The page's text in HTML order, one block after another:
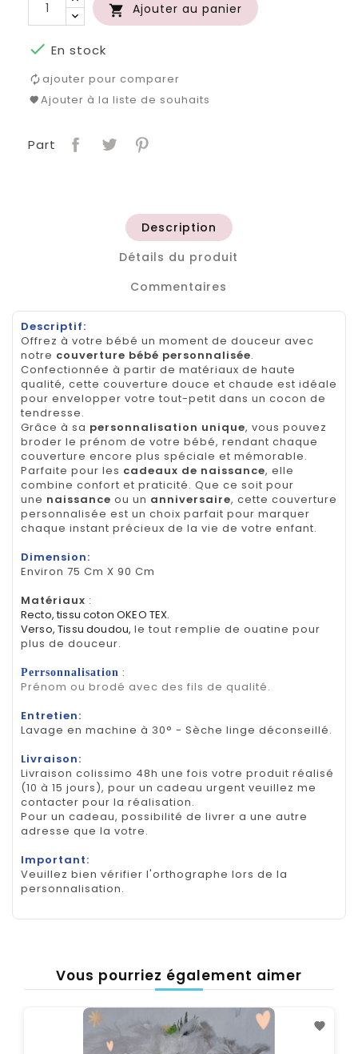
 Ajouter au panier
 En stock
ajouter pour comparer
Ajouter à la liste de souhaits
Part
Description
Détails du produit
Commentaires
Descriptif:
Offrez à votre bébé un moment de douceur avec
notre couverture bébé personnalisée.
Confectionnée à partir de matériaux de haute
qualité, cette couverture douce et chaude est idéale
pour envelopper votre tout-petit dans un cocon de
tendresse.
Grâce à sa personnalisation unique, vous pouvez
broder le prénom de votre bébé, rendant chaque
couverture encore plus spéciale et mémorable.
Parfaite pour les cadeaux de naissance, elle
combine confort et praticité. Que ce soit pour
une naissance ou un anniversaire, cette couverture
personnalisée est un choix parfait pour marquer
chaque instant précieux de la vie de votre enfant.
Dimension:
Environ 75 Cm X 90 Cm
Matériaux :
Recto, tissu coton OKEO TEX.
Verso, Tissu doudou, le tout remplie de ouatine pour
plus de douceur.
Perrsonnalisation :
Prénom ou brodé avec des fils de qualité.
Entretien:
Lavage en machine à 30° - Sèche linge déconseillé.
Livraison:
Livraison colissimo 48h une fois votre produit réalisé
(10 à 15 jours), pour un cadeau urgent veuillez me
contacter pour la réalisation.
Pour un cadeau, possibilité de livrer a une autre
adresse que la votre.
Important:
Veuillez bien vérifier l'orthographe lors de la
personnalisation.
Vous pourriez également aimer